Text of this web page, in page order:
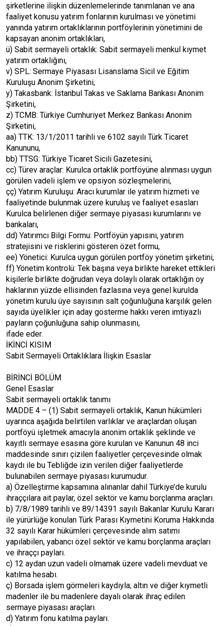
şirketlerine ilişkin düzenlemelerinde tanımlanan ve ana
faaliyet konusu yatırım fonlarının kurulması ve yönetimi
yanında yatırım ortaklıklarının portföylerinin yönetimini de
kapsayan anonim ortaklıkları,
ü) Sabit sermayeli ortaklık: Sabit sermayeli menkul kıymet
yatırım ortaklığını,
v) SPL: Sermaye Piyasası Lisanslama Sicil ve Eğitim
Kuruluşu Anonim Şirketini,
y) Takasbank: İstanbul Takas ve Saklama Bankası Anonim
Şirketini,
z) TCMB: Türkiye Cumhuriyet Merkez Bankası Anonim
Şirketini,
aa) TTK: 13/1/2011 tarihli ve 6102 sayılı Türk Ticaret
Kanununu,
bb) TTSG: Türkiye Ticaret Sicili Gazetesini,
cc) Türev araçlar: Kurulca ortaklık portföyüne alınması uygun
görülen vadeli işlem ve opsiyon sözleşmelerini,
çç) Yatırım Kuruluşu: Aracı kurumlar ile yatırım hizmeti ve
faaliyetinde bulunmak üzere kuruluş ve faaliyet esasları
Kurulca belirlenen diğer sermaye piyasası kurumlarını ve
bankaları,
dd) Yatırımcı Bilgi Formu: Portföyün yapısını, yatırım
stratejisini ve risklerini gösteren özet formu,
ee) Yönetici: Kurulca uygun görülen portföy yönetim şirketini,
ff) Yönetim kontrolü: Tek başına veya birlikte hareket ettikleri
kişilerle birlikte doğrudan veya dolaylı olarak ortaklığın oy
haklarının yüzde ellisinden fazlasına veya genel kurulda
yönetim kurulu üye sayısının salt çoğunluğuna karşılık gelen
sayıda üyelikler için aday gösterme hakkı veren imtiyazlı
payların çoğunluğuna sahip olunmasını,
ifade eder.
İKİNCİ KISIM
Sabit Sermayeli Ortaklıklara İlişkin Esaslar
BİRİNCİ BÖLÜM
Genel Esaslar
Sabit sermayeli ortaklık tanımı
MADDE 4 – (1) Sabit sermayeli ortaklık, Kanun hükümleri
uyarınca aşağıda belirtilen varlıklar ve araçlardan oluşan
portföyü işletmek amacıyla anonim ortaklık şeklinde ve
kayıtlı sermaye esasına göre kurulan ve Kanunun 48 inci
maddesinde sınırı çizilen faaliyetler çerçevesinde olmak
kaydı ile bu Tebliğde izin verilen diğer faaliyetlerde
bulunabilen sermaye piyasası kurumudur.
a) Özelleştirme kapsamına alınanlar dahil Türkiye’de kurulu
ihraççılara ait paylar, özel sektör ve kamu borçlanma araçları.
b) 7/8/1989 tarihli ve 89/14391 sayılı Bakanlar Kurulu Kararı
ile yürürlüğe konulan Türk Parası Kıymetini Koruma Hakkında
32 sayılı Karar hükümleri çerçevesinde alım satımı
yapılabilen, yabancı özel sektör ve kamu borçlanma araçları
ve ihraççı payları.
c) 12 aydan uzun vadeli olmamak üzere vadeli mevduat ve
katılma hesabı.
ç) Borsada işlem görmeleri kaydıyla; altın ve diğer kıymetli
madenler ile bu madenlere dayalı olarak ihraç edilen
sermaye piyasası araçları.
d) Yatırım fonu katılma payları.